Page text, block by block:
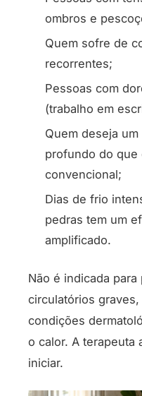
ombros e
Quem sofre de
recorrentes;
Pessoas com
(trabalho em
Quem deseja
profundo do que
convencional;
Dias de frio
pedras tem um
amplificado.
Não é indicada
circulatórios
condições
o calor. A terapeuta
iniciar.